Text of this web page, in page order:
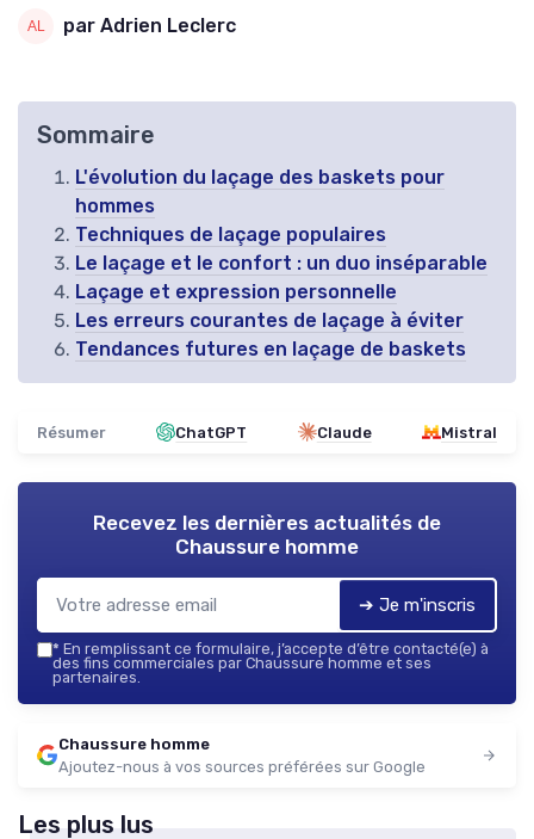
par Adrien Leclerc
Sommaire
L'évolution du laçage des baskets pour
hommes
Techniques de laçage populaires
Le laçage et le confort : un duo inséparable
Laçage et expression personnelle
Les erreurs courantes de laçage à éviter
Tendances futures en laçage de baskets
Résumer ChatGPT Claude Mistral
Recevez les dernières actualités de
Chaussure homme
➔ Je m'inscris
* En remplissant ce formulaire, j’accepte d’être contacté(e) à
des fins commerciales par Chaussure homme et ses
partenaires.
Chaussure homme
Ajoutez-nous à vos sources préférées sur Google
Les plus lus